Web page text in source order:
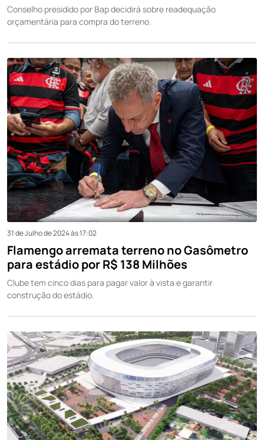
Conselho presidido por Bap decidirá sobre readequação
orçamentária para compra do terreno.
31 de Julho de 2024 às 17:02
Flamengo arremata terreno no Gasômetro
para estádio por R$ 138 Milhões
Clube tem cinco dias para pagar valor à vista e garantir
construção do estádio.